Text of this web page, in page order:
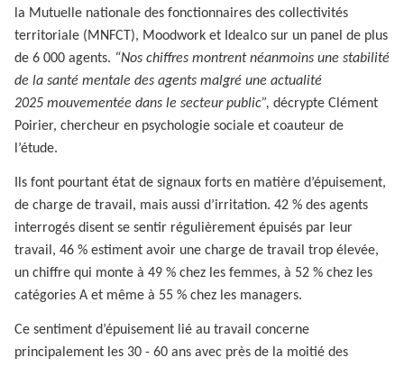
la Mutuelle nationale des fonctionnaires des collectivités
territoriale (MNFCT), Moodwork et Idealco sur un panel de plus
de 6 000 agents. “Nos chiffres montrent néanmoins une stabilité
de la santé mentale des agents malgré une actualité
2025 mouvementée dans le secteur public”, décrypte Clément
Poirier, chercheur en psychologie sociale et coauteur de
l’étude.
Ils font pourtant état de signaux forts en matière d’épuisement,
de charge de travail, mais aussi d’irritation. 42 % des agents
interrogés disent se sentir régulièrement épuisés par leur
travail, 46 % estiment avoir une charge de travail trop élevée,
un chiffre qui monte à 49 % chez les femmes, à 52 % chez les
catégories A et même à 55 % chez les managers.
Ce sentiment d’épuisement lié au travail concerne
principalement les 30 - 60 ans avec près de la moitié des